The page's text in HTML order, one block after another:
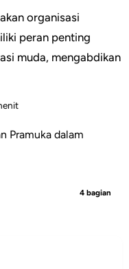
organisasi
peran penting
muda, mengabdikan
4 bagian